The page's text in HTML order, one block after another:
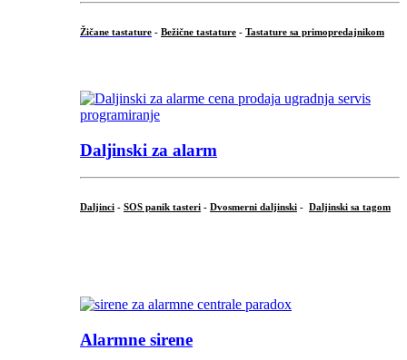
Žičane tastature - Bežične tastature - Tastature sa primopredajnikom
Daljinski za alarm
Daljinci - SOS panik tasteri - Dvosmerni daljinski - Daljinski sa tagom
Alarmne sirene